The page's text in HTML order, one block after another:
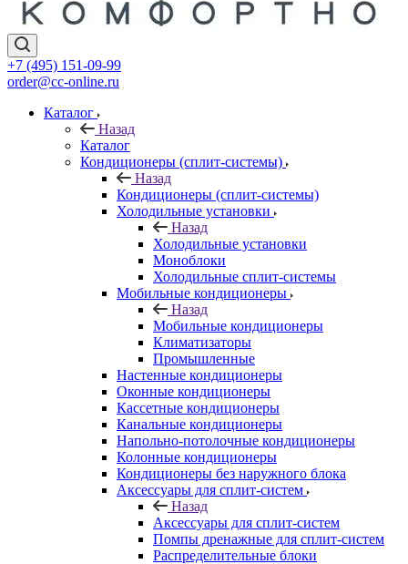
+7 (495) 151-09-99
order@cc-online.ru
Каталог
Назад
Каталог
Кондиционеры (сплит-системы)
Назад
Кондиционеры (сплит-системы)
Холодильные установки
Назад
Холодильные установки
Моноблоки
Холодильные сплит-системы
Мобильные кондиционеры
Назад
Мобильные кондиционеры
Климатизаторы
Промышленные
Настенные кондиционеры
Оконные кондиционеры
Кассетные кондиционеры
Канальные кондиционеры
Напольно-потолочные кондиционеры
Колонные кондиционеры
Кондиционеры без наружного блока
Аксессуары для сплит-систем
Назад
Аксессуары для сплит-систем
Помпы дренажные для сплит-систем
Распределительные блоки